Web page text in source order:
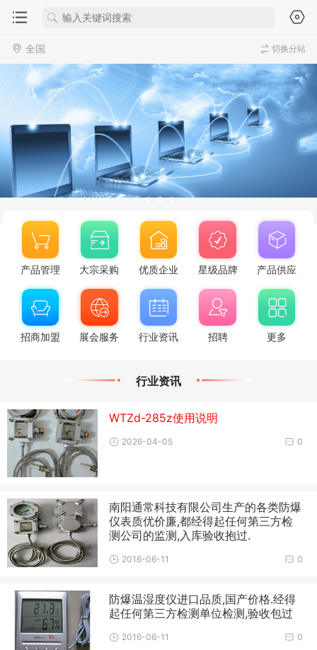
切换分站
全国
产品管理 大宗采购 优质企业 星级品牌 产品供应
招商加盟 展会服务 行业资讯 招聘 更多
行业资讯
WTZd-285z使用说明
0
2026-04-05
南阳通常科技有限公司生产的各类防爆
仪表质优价廉,都经得起任何第三方检
测公司的监测,入库验收抱过.
0
2016-06-11
防爆温湿度仪进口品质,国产价格.经得
起任何第三方检测单位检测,验收包过
0
2016-06-11